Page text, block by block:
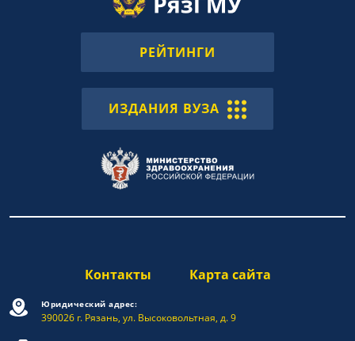
РЕЙТИНГИ
ИЗДАНИЯ ВУЗА
Контакты Карта сайта
Юридический адрес:
390026 г. Рязань, ул. Высоковольтная, д. 9